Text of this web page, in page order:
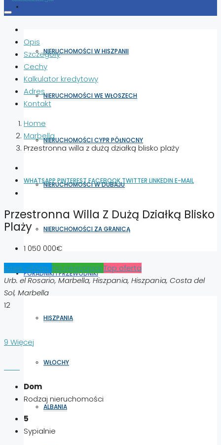
NIERUCHOMOŚCI W HISZPANII
NIERUCHOMOŚCI WE WŁOSZECH
NIERUCHOMOŚCI CYPR PÓŁNOCNY
NIERUCHOMOŚCI W DUBAJU
NIERUCHOMOŚCI ZA GRANICĄ
PORADNIKI I PRZEWODNIKI
HISZPANIA
WŁOCHY
ALBANIA
Opis
Szczegóły
Cechy
Kalkulator kredytowy
Adres
Kontakt
Home
Marbella
Przestronna willa z dużą działką blisko plaży
WHATSAPPPINTEREST FACEBOOKTWITTER LINKEDIN E-MAIL
Przestronna Willa Z Dużą Działką Blisko
Plaży
1 050 000€
rynek wtórny Do negocjacji Top oferta
Urb. el Rosario, Marbella, Hiszpania, Hiszpania, Costa del
Sol, Marbella
12
9 Więcej
Dom
Rodzaj nieruchomości
5
Sypialnie